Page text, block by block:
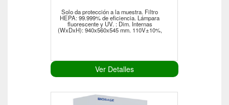
Solo da protección a la muestra. Filtro
HEPA: 99.999% de eficiencia. Lámpara
fluorescente y UV. : Dim. Internas
(WxDxH): 940x560x545 mm. 110V±10%,
Ver Detalles